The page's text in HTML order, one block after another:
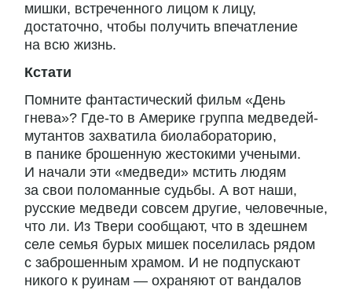
мишки, встреченного лицом к лицу,
достаточно, чтобы получить впечатление
на всю жизнь.
Кстати
Помните фантастический фильм «День
гнева»? Где-то в Америке группа медведей-
мутантов захватила биолабораторию,
в панике брошенную жестокими учеными.
И начали эти «медведи» мстить людям
за свои поломанные судьбы. А вот наши,
русские медведи совсем другие, человечные,
что ли. Из Твери сообщают, что в здешнем
селе семья бурых мишек поселилась рядом
с заброшенным храмом. И не подпускают
никого к руинам — охраняют от вандалов